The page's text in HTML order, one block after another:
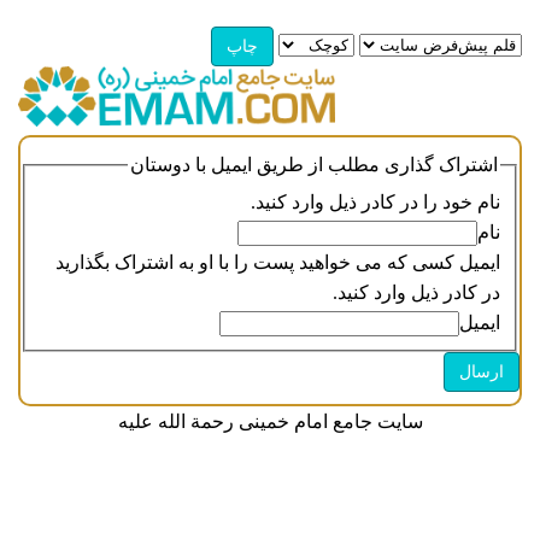
اشتراک گذاری مطلب از طریق ایمیل با دوستان
نام خود را در کادر ذیل وارد کنید.
نام
ایمیل کسی که می خواهید پست را با او به اشتراک بگذارید
در کادر ذیل وارد کنید.
ایمیل
سایت جامع امام خمینی رحمة الله علیه